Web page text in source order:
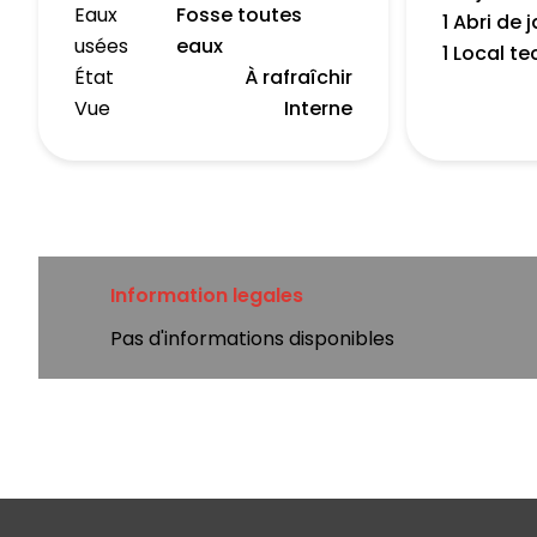
Eaux
usées
Fosse toutes
eaux
État
À rafraîchir
Vue
Interne
1 Abri de
1 Local
Information legales
Pas d'informations disponibles